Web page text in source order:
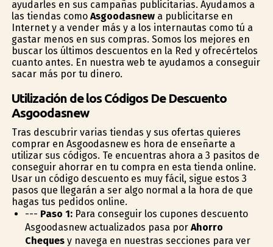
ayudarles en sus campañas publicitarias. Ayudamos a
las tiendas como Asgoodasnewa publicitarse en
Internet y a vender más y a los internautas como tú a
gastar menos en sus compras. Somos los mejores en
buscar los últimos descuentos en la Red y ofrecértelos
cuanto antes. En nuestra web te ayudamos a conseguir
sacar más por tu dinero.
Utilización de los Códigos De Descuento
Asgoodasnew
Tras descubrir varias tiendas y sus ofertas quieres
comprar en Asgoodasnew es hora de enseñarte a
utilizar sus códigos. Te encuentras ahora a 3 pasitos de
conseguir ahorrar en tu compra en esta tienda online.
Usar un código descuento es muy fácil, sigue estos 3
pasos que llegarán a ser algo normal a la hora de que
hagas tus pedidos online.
--- Paso 1:Para conseguir los cupones descuento
Asgoodasnew actualizados pasa por Ahorro
Chequesy navega en nuestras secciones para ver